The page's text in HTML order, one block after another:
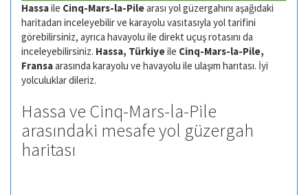
Hassaile Cinq-Mars-la-Pilearası yol güzergahını aşağıdaki
haritadan inceleyebilir ve karayolu vasıtasıyla yol tarifini
görebilirsiniz, ayrıca havayolu ile direkt uçuş rotasını da
inceleyebilirsiniz. Hassa, Türkiyeile Cinq-Mars-la-Pile,
Fransaarasında karayolu ve havayolu ile ulaşım harıtası. İyi
yolculuklar dileriz.
Hassa ve Cinq-Mars-la-Pile
arasındaki mesafe yol güzergah
haritası